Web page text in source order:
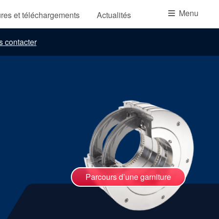
et téléchargements Actualités Menu
contacter
Parcours d’une garniture